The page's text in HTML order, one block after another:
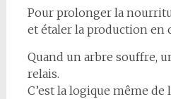
Pour prolonger la
et étaler la production en
Quand un arbre souffre,
relais.
C’est la logique même de